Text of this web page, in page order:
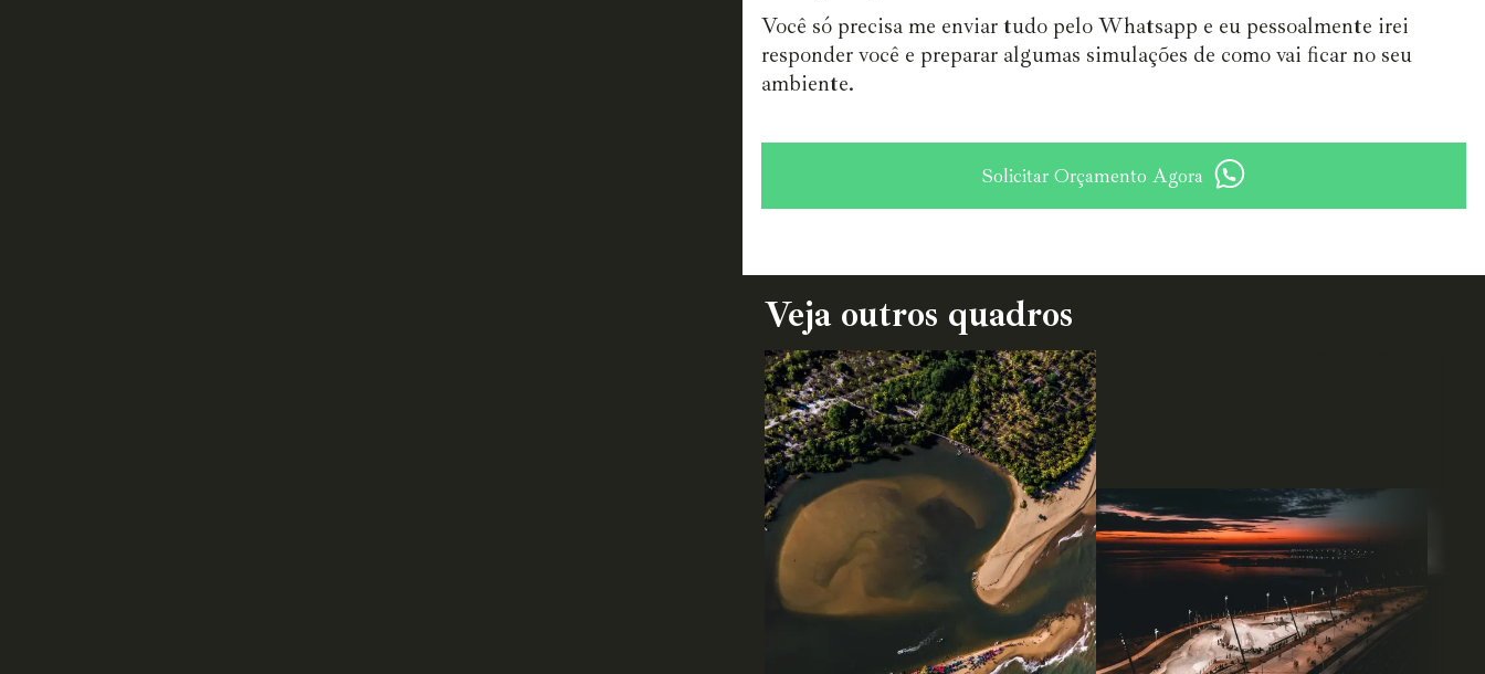
Você só precisa me enviar tudo pelo Whatsapp e eu pessoalmente irei
responder você e preparar algumas simulações de como vai ficar no seu
ambiente.
Solicitar Orçamento Agora
Veja outros quadros